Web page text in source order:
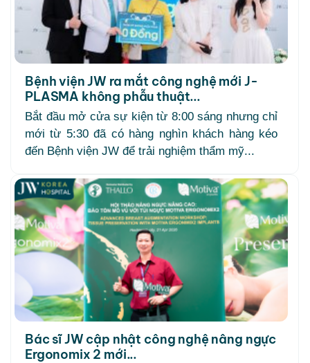
Bệnh viện JW ra mắt công nghệ mới J-
PLASMA không phẫu thuật...
Bắt đầu mở cửa sự kiện từ 8:00 sáng nhưng chỉ
mới từ 5:30 đã có hàng nghìn khách hàng kéo
đến Bệnh viện JW để trải nghiệm thẩm mỹ...
Bác sĩ JW cập nhật công nghệ nâng ngực
Ergonomix 2 mới...